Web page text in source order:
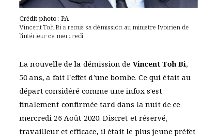
Crédit photo : PA
Vincent Toh Bi a remis sa démission au ministre Ivoirien de
l'intérieur ce mercredi.
La nouvelle de la démission de Vincent Toh Bi,
50 ans, a fait l'effet d'une bombe. Ce qui était au
départ considéré comme une infox s'est
finalement confirmée tard dans la nuit de ce
mercredi 26 Août 2020. Discret et réservé,
travailleur et efficace, il était le plus jeune préfet